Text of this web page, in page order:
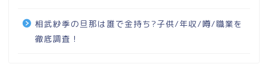
相武紗季の旦那は誰で金持ち?子供/年収/噂/職業を
徹底調査！